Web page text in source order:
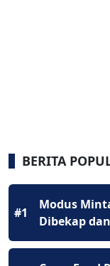
BERITA
#1
Modus
Dibekap